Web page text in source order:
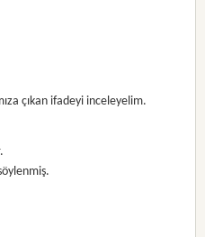
çıkan ifadeyi inceleyelim.